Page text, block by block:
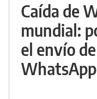
Caída de
mundial:
el envío